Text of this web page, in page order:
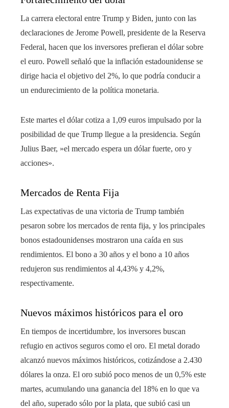
La carrera electoral entre Trump y Biden, junto con las
declaraciones de Jerome Powell, presidente de la Reserva
Federal, hacen que los inversores prefieran el dólar sobre
el euro. Powell señaló que la inflación estadounidense se
dirige hacia el objetivo del 2%, lo que podría conducir a
un endurecimiento de la política monetaria.
Este martes el dólar cotiza a 1,09 euros impulsado por la
posibilidad de que Trump llegue a la presidencia. Según
Julius Baer, ​​»el mercado espera un dólar fuerte, oro y
acciones».
Mercados de Renta Fija
Las expectativas de una victoria de Trump también
pesaron sobre los mercados de renta fija, y los principales
bonos estadounidenses mostraron una caída en sus
rendimientos. El bono a 30 años y el bono a 10 años
redujeron sus rendimientos al 4,43% y 4,2%,
respectivamente.
Nuevos máximos históricos para el oro
En tiempos de incertidumbre, los inversores buscan
refugio en activos seguros como el oro. El metal dorado
alcanzó nuevos máximos históricos, cotizándose a 2.430
dólares la onza. El oro subió poco menos de un 0,5% este
martes, acumulando una ganancia del 18% en lo que va
del año, superado sólo por la plata, que subió casi un